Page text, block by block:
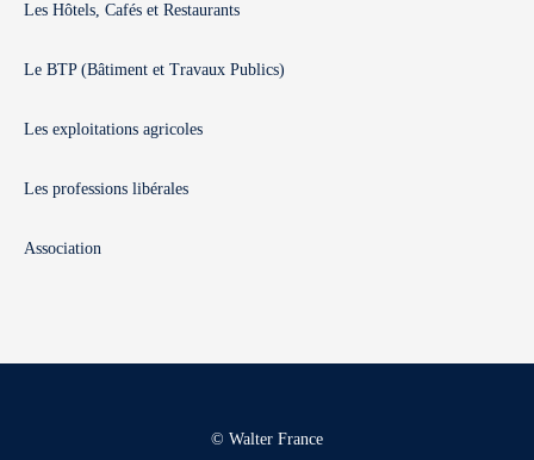
Les Hôtels, Cafés et Restaurants
Le BTP (Bâtiment et Travaux Publics)
Les exploitations agricoles
Les professions libérales
Association
© Walter France